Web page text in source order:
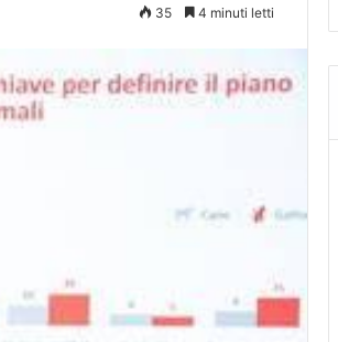
35 4 minuti letti